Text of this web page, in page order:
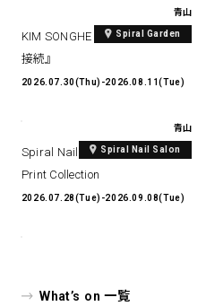
青山
Spiral Garden
KIM SONGHE EXHIBITION 『愛と
接続』
2026.07.30(Thu)-2026.08.11(Tue)
青山
Spiral Nail Salon
Spiral Nail Salon Art #14 Spiral
Print Collection
2026.07.28(Tue)-2026.09.08(Tue)
What’s on 一覧